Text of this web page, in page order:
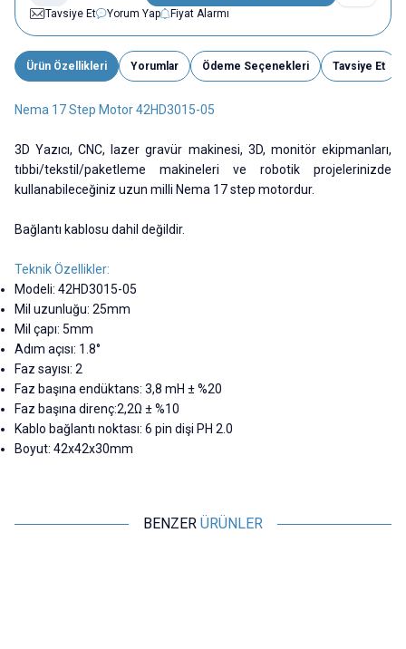
Tavsiye Et
Yorum Yap Fiyat Alarmı
Ürün Özellikleri Yorumlar Ödeme Seçenekleri Tavsiye Et
Nema 17 Step Motor 42HD3015-05
3D Yazıcı, CNC, lazer gravür makinesi, 3D, monitör ekipmanları,
tıbbi/tekstil/paketleme makineleri ve robotik projelerinizde
kullanabileceğiniz uzun milli Nema 17 step motordur.
Bağlantı kablosu dahil değildir.
Teknik Özellikler:
Modeli: 42HD3015-05
Mil uzunluğu: 25mm
Mil çapı: 5mm
Adım açısı: 1.8°
Faz sayısı: 2
Faz başına endüktans: 3,8 mH ± %20
Faz başına direnç:2,2Ω ± %10
Kablo bağlantı noktası: 6 pin dişi PH 2.0
Boyut: 42x42x30mm
BENZER ÜRÜNLER